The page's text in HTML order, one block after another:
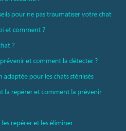
pour ne pas traumatiser votre chat
et comment ?
?
et comment la détecter ?
pour les chats stérilisés
la repérer et comment la prévenir
repérer et les éliminer